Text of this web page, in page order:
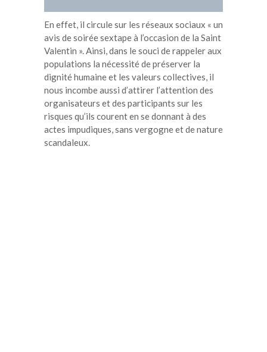
En effet, il circule sur les réseaux sociaux « un
avis de soirée sextape à l’occasion de la Saint
Valentin ». Ainsi, dans le souci de rappeler aux
populations la nécessité de préserver la
dignité humaine et les valeurs collectives, il
nous incombe aussi d’attirer l’attention des
organisateurs et des participants sur les
risques qu’ils courent en se donnant à des
actes impudiques, sans vergogne et de nature
scandaleux.